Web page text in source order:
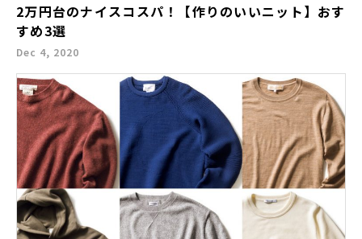
2万円台のナイスコスパ！【作りのいいニット】おす
すめ3選
Dec 4, 2020